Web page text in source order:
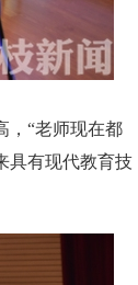
“老师现在都
具有现代教育技